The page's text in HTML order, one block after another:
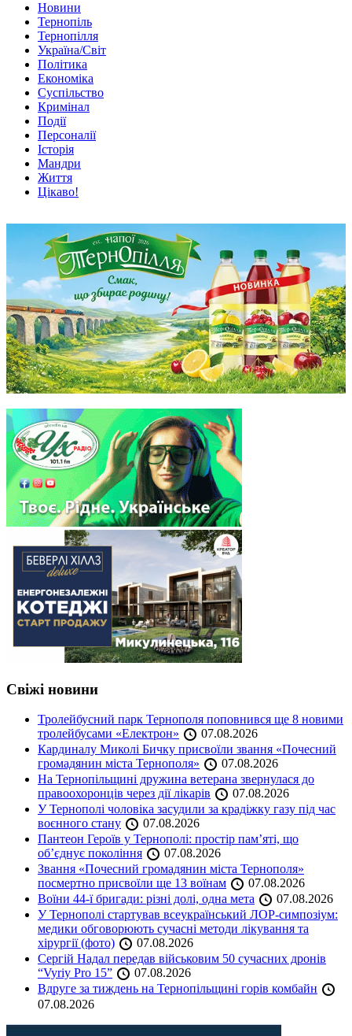
Новини
Тернопіль
Тернопілля
Україна/Світ
Політика
Економіка
Суспільство
Кримінал
Події
Персоналії
Історія
Мандри
Життя
Цікаво!
Свіжі новини
Тролейбусний парк Тернополя поповнився ще 8 новими
тролейбусами «Електрон»
07.08.2026
Кардиналу Миколі Бичку присвоїли звання «Почесний
громадянин міста Тернополя»
07.08.2026
На Тернопільщині дружина ветерана звернулася до
правоохоронців через дії лікарів
07.08.2026
У Тернополі чоловіка засудили за крадіжку газу під час
воєнного стану
07.08.2026
Пантеон Героїв у Тернополі: простір пам’яті, що
об’єднує покоління
07.08.2026
Звання «Почесний громадянин міста Тернополя»
посмертно присвоїли ще 13 воїнам
07.08.2026
Воїни 44-ї бригади: різні долі, одна мета
07.08.2026
У Тернополі стартував всеукраїнський ЛОР-симпозіум:
медики обговорюють сучасні методи лікування та
хірургії (фото)
07.08.2026
Сергій Надал передав військовим 50 сучасних дронів
“Vyriy Pro 15”
07.08.2026
Вдруге за тиждень на Тернопільщині горів комбайн
07.08.2026